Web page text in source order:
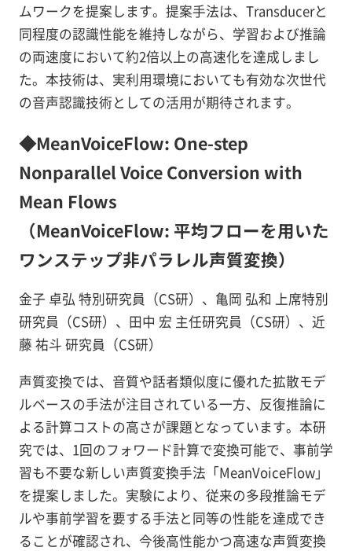
ムワークを提案します。提案手法は、Transducerと
同程度の認識性能を維持しながら、学習および推論
の両速度において約2倍以上の高速化を達成しまし
た。本技術は、実利用環境においても有効な次世代
の音声認識技術としての活用が期待されます。
◆MeanVoiceFlow: One-step
Nonparallel Voice Conversion with
Mean Flows
（MeanVoiceFlow: 平均フローを用いた
ワンステップ非パラレル声質変換）
金子 卓弘 特別研究員（CS研）、亀岡 弘和 上席特別
研究員（CS研）、田中 宏 主任研究員（CS研）、近
藤 祐斗 研究員（CS研）
声質変換では、音質や話者類似度に優れた拡散モデ
ルベースの手法が注目されている一方、反復推論に
よる計算コストの高さが課題となっています。本研
究では、1回のフォワード計算で変換可能で、事前学
習も不要な新しい声質変換手法「MeanVoiceFlow」
を提案しました。実験により、従来の多段推論モデ
ルや事前学習を要する手法と同等の性能を達成でき
ることが確認され、今後高性能かつ高速な声質変換